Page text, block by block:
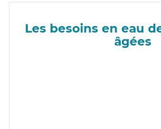
Les besoins en eau
âgées